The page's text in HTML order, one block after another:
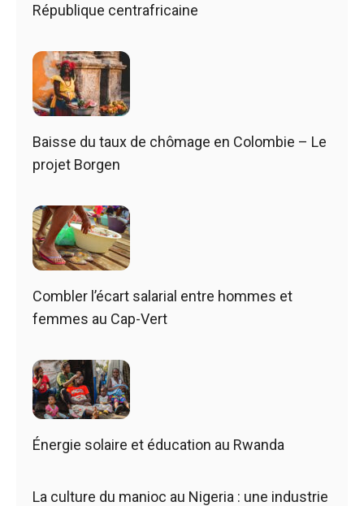
République centrafricaine
Baisse du taux de chômage en Colombie – Le
projet Borgen
Combler l’écart salarial entre hommes et
femmes au Cap-Vert
Énergie solaire et éducation au Rwanda
La culture du manioc au Nigeria : une industrie